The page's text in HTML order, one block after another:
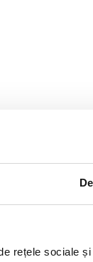
rețele sociale